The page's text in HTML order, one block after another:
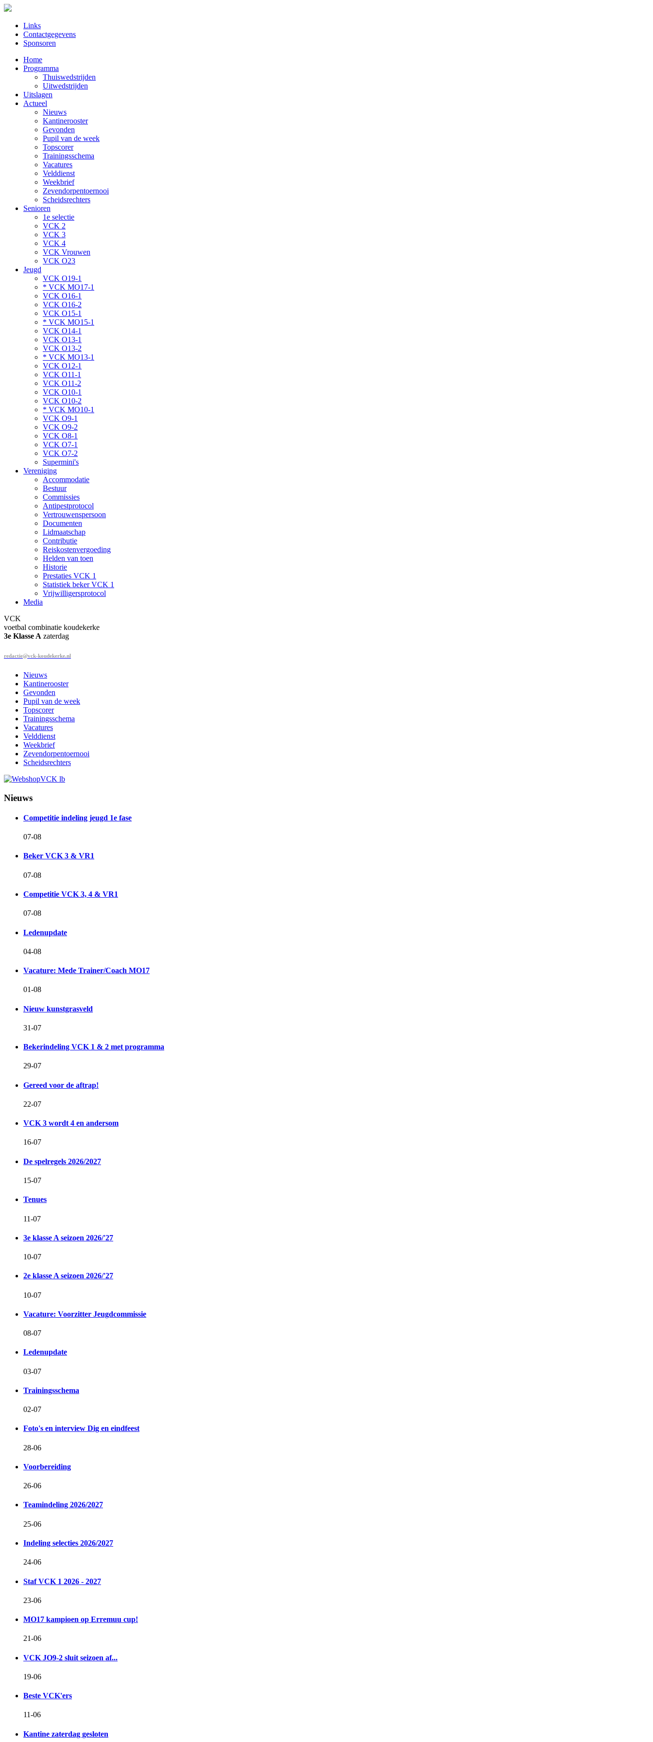
Links
Contactgegevens
Sponsoren
Home
Programma
Thuiswedstrijden
Uitwedstrijden
Uitslagen
Actueel
Nieuws
Kantinerooster
Gevonden
Pupil van de week
Topscorer
Trainingsschema
Vacatures
Velddienst
Weekbrief
Zevendorpentoernooi
Scheidsrechters
Senioren
1e selectie
VCK 2
VCK 3
VCK 4
VCK Vrouwen
VCK O23
Jeugd
VCK O19-1
* VCK MO17-1
VCK O16-1
VCK O16-2
VCK O15-1
* VCK MO15-1
VCK O14-1
VCK O13-1
VCK O13-2
* VCK MO13-1
VCK O12-1
VCK O11-1
VCK O11-2
VCK O10-1
VCK O10-2
* VCK MO10-1
VCK O9-1
VCK O9-2
VCK O8-1
VCK O7-1
VCK O7-2
Supermini's
Vereniging
Accommodatie
Bestuur
Commissies
Antipestprotocol
Vertrouwenspersoon
Documenten
Lidmaatschap
Contributie
Reiskostenvergoeding
Helden van toen
Historie
Prestaties VCK 1
Statistiek beker VCK 1
Vrijwilligersprotocol
Media
VCK
voetbal combinatie koudekerke
3e Klasse A zaterdag
redactie@vck-koudekerke.nl
Nieuws
Kantinerooster
Gevonden
Pupil van de week
Topscorer
Trainingsschema
Vacatures
Velddienst
Weekbrief
Zevendorpentoernooi
Scheidsrechters
Nieuws
Competitie indeling jeugd 1e fase
07-08
Beker VCK 3 & VR1
07-08
Competitie VCK 3, 4 & VR1
07-08
Ledenupdate
04-08
Vacature: Mede Trainer/Coach MO17
01-08
Nieuw kunstgrasveld
31-07
Bekerindeling VCK 1 & 2 met programma
29-07
Gereed voor de aftrap!
22-07
VCK 3 wordt 4 en andersom
16-07
De spelregels 2026/2027
15-07
Tenues
11-07
3e klasse A seizoen 2026/'27
10-07
2e klasse A seizoen 2026/'27
10-07
Vacature: Voorzitter Jeugdcommissie
08-07
Ledenupdate
03-07
Trainingsschema
02-07
Foto's en interview Dig en eindfeest
28-06
Voorbereiding
26-06
Teamindeling 2026/2027
25-06
Indeling selecties 2026/2027
24-06
Staf VCK 1 2026 - 2027
23-06
MO17 kampioen op Erremuu cup!
21-06
VCK JO9-2 sluit seizoen af...
19-06
Beste VCK'ers
11-06
Kantine zaterdag gesloten